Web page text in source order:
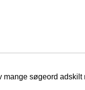
søgeord adskilt